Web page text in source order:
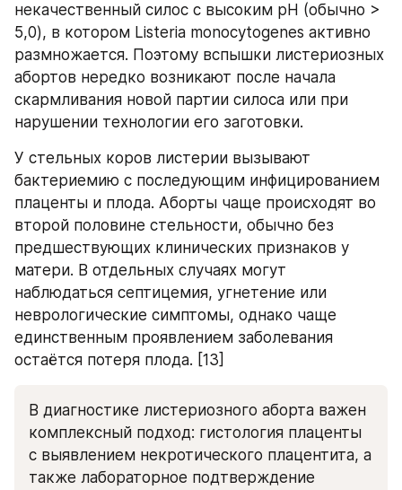
некачественный силос с высоким pH (обычно >
5,0), в котором Listeria monocytogenes активно
размножается. Поэтому вспышки листериозных
абортов нередко возникают после начала
скармливания новой партии силоса или при
нарушении технологии его заготовки.
У стельных коров листерии вызывают
бактериемию с последующим инфицированием
плаценты и плода. Аборты чаще происходят во
второй половине стельности, обычно без
предшествующих клинических признаков у
матери. В отдельных случаях могут
наблюдаться септицемия, угнетение или
неврологические симптомы, однако чаще
единственным проявлением заболевания
остаётся потеря плода. [13]
В диагностике листериозного аборта важен
комплексный подход: гистология плаценты
с выявлением некротического плацентита, а
также лабораторное подтверждение